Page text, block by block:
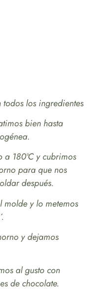
los ingredientes
bien hasta
a 180ºC y cubrimos
para que nos
después.
molde y lo metemos
y dejamos
al gusto con
de chocolate.